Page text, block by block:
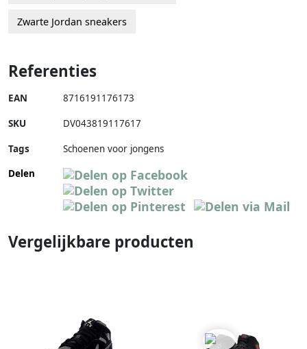
Zwarte Jordan sneakers
Referenties
EAN 8716191176173
SKU DV043819117617
Tags
Schoenen voor jongens
Delen
Vergelijkbare producten